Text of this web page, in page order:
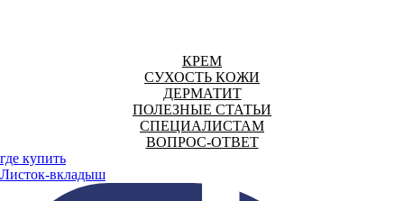
КРЕМ
СУХОСТЬ КОЖИ
ДЕРМАТИТ
ПОЛЕЗНЫЕ СТАТЬИ
СПЕЦИАЛИСТАМ
ВОПРОС-ОТВЕТ
где купить
Листок-вкладыш